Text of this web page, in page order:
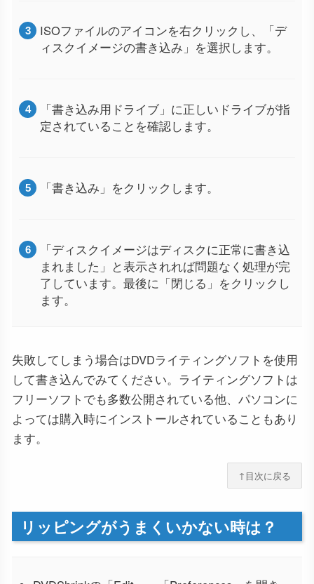
ISOファイルのアイコンを右クリックし、「デ
ィスクイメージの書き込み」を選択します。
「書き込み用ドライブ」に正しいドライブが指
定されていることを確認します。
「書き込み」をクリックします。
「ディスクイメージはディスクに正常に書き込
まれました」と表示されれば問題なく処理が完
了しています。最後に「閉じる」をクリックし
ます。
失敗してしまう場合はDVDライティングソフトを使用
して書き込んでみてください。ライティングソフトは
フリーソフトでも多数公開されている他、パソコンに
よっては購入時にインストールされていることもあり
ます。
↑目次に戻る
リッピングがうまくいかない時は？